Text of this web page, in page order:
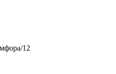
12